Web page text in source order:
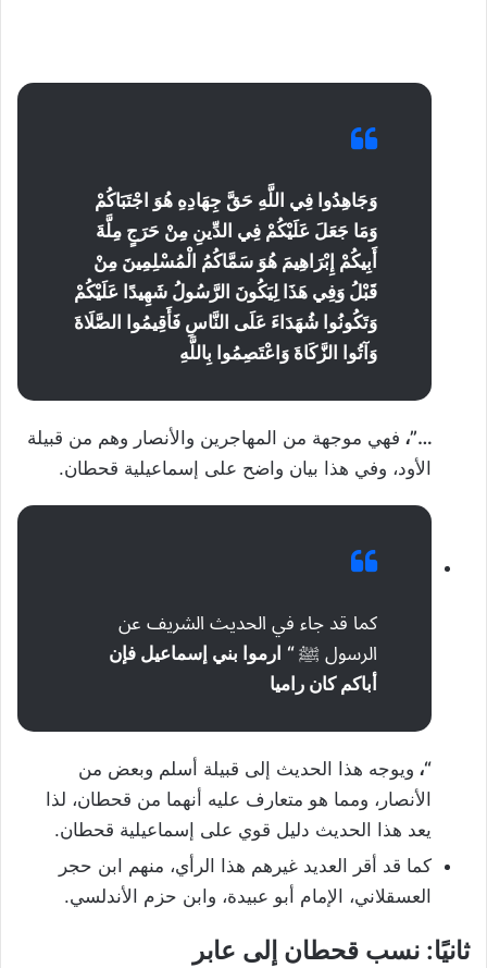
وَجَاهِدُوا فِي اللَّهِ حَقَّ جِهَادِهِ هُوَ اجْتَبَاكُمْ
وَمَا جَعَلَ عَلَيْكُمْ فِي الدِّينِ مِنْ حَرَجٍ مِلَّةَ
أَبِيكُمْ إِبْرَاهِيمَ هُوَ سَمَّاكُمُ الْمُسْلِمِينَ مِنْ
قَبْلُ وَفِي هَذَا لِيَكُونَ الرَّسُولُ شَهِيدًا عَلَيْكُمْ
وَتَكُونُوا شُهَدَاءَ عَلَى النَّاسِ فَأَقِيمُوا الصَّلَاةَ
وَآتُوا الزَّكَاةَ وَاعْتَصِمُوا بِاللَّهِ
…”، فهي موجهة من المهاجرين والأنصار وهم من قبيلة
الأود، وفي هذا بيان واضح على إسماعيلية قحطان.
كما قد جاء في الحديث الشريف عن
الرسول ﷺ “ ارموا بني إسماعيل فإن
أباكم كان راميا
“، ويوجه هذا الحديث إلى قبيلة أسلم وبعض من
الأنصار، ومما هو متعارف عليه أنهما من قحطان، لذا
يعد هذا الحديث دليل قوي على إسماعيلية قحطان.
كما قد أقر العديد غيرهم هذا الرأي، منهم ابن حجر
العسقلاني، الإمام أبو عبيدة، وابن حزم الأندلسي.
ثانيًا: نسب قحطان إلى عابر